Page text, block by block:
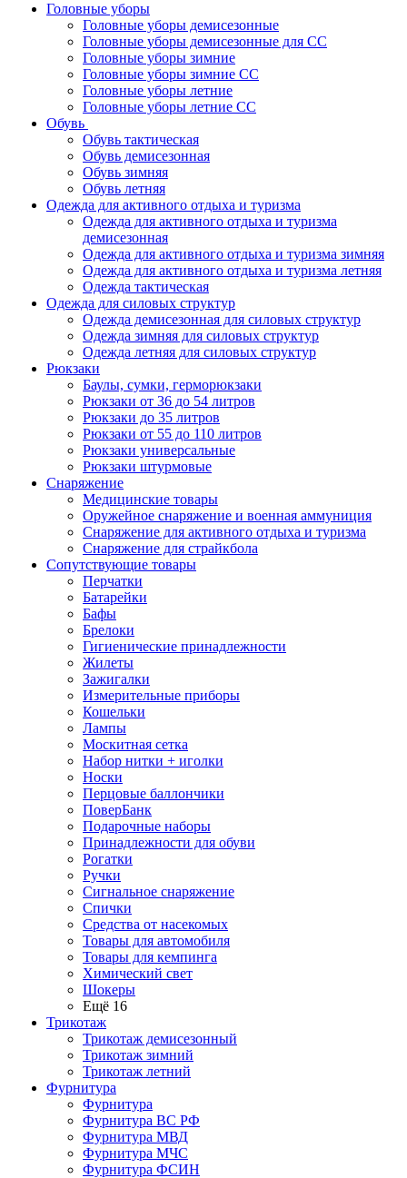
Головные уборы
Головные уборы демисезонные
Головные уборы демисезонные для СС
Головные уборы зимние
Головные уборы зимние СС
Головные уборы летние
Головные уборы летние СС
Обувь
Обувь тактическая
Обувь демисезонная
Обувь зимняя
Обувь летняя
Одежда для активного отдыха и туризма
Одежда для активного отдыха и туризма
демисезонная
Одежда для активного отдыха и туризма зимняя
Одежда для активного отдыха и туризма летняя
Одежда тактическая
Одежда для силовых структур
Одежда демисезонная для силовых структур
Одежда зимняя для силовых структур
Одежда летняя для силовых структур
Рюкзаки
Баулы, сумки, герморюкзаки
Рюкзаки от 36 до 54 литров
Рюкзаки до 35 литров
Рюкзаки от 55 до 110 литров
Рюкзаки универсальные
Рюкзаки штурмовые
Снаряжение
Медицинские товары
Оружейное снаряжение и военная аммуниция
Снаряжение для активного отдыха и туризма
Снаряжение для страйкбола
Сопутствующие товары
Перчатки
Батарейки
Бафы
Брелоки
Гигиенические принадлежности
Жилеты
Зажигалки
Измерительные приборы
Кошельки
Лампы
Москитная сетка
Набор нитки + иголки
Носки
Перцовые баллончики
ПоверБанк
Подарочные наборы
Принадлежности для обуви
Рогатки
Ручки
Сигнальное снаряжение
Спички
Средства от насекомых
Товары для автомобиля
Товары для кемпинга
Химический свет
Шокеры
Ещё 16
Трикотаж
Трикотаж демисезонный
Трикотаж зимний
Трикотаж летний
Фурнитура
Фурнитура
Фурнитура ВС РФ
Фурнитура МВД
Фурнитура МЧС
Фурнитура ФСИН